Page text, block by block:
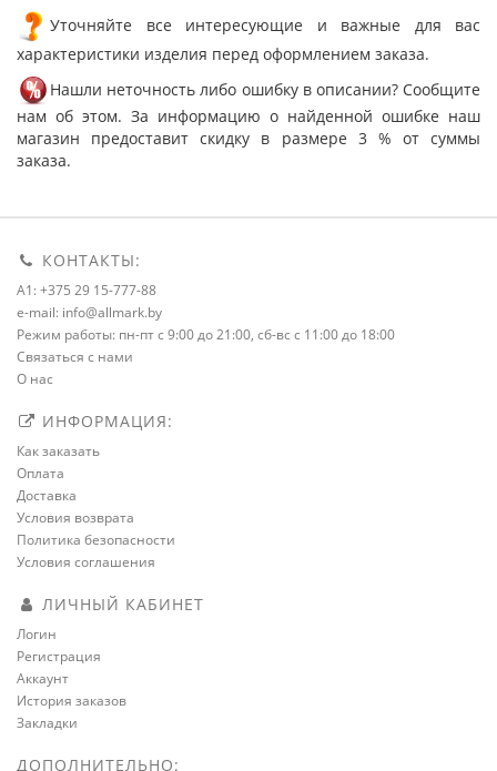
Уточняйте все интересующие и важные для вас
характеристики изделия перед оформлением заказа.
Нашли неточность либо ошибку в описании? Сообщите
нам об этом. За информацию о найденной ошибке наш
магазин предоставит скидку в размере 3 % от суммы
заказа.
КОНТАКТЫ:
A1: +375 29 15-777-88
e-mail: info@allmark.by
Режим работы: пн-пт с 9:00 до 21:00, сб-вс с 11:00 до 18:00
Связаться с нами
О нас
ИНФОРМАЦИЯ:
Как заказать
Оплата
Доставка
Условия возврата
Политика безопасности
Условия соглашения
ЛИЧНЫЙ КАБИНЕТ
Логин
Регистрация
Аккаунт
История заказов
Закладки
ДОПОЛНИТЕЛЬНО: